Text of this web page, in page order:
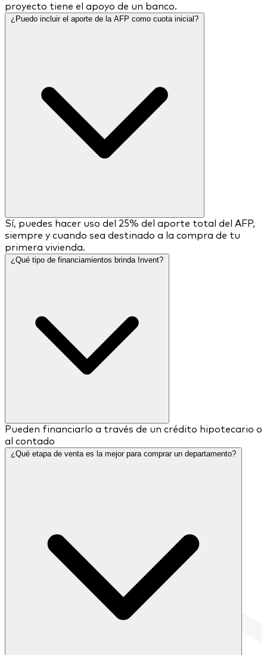
proyecto tiene el apoyo de un banco.
¿Puedo incluir el aporte de la AFP como cuota inicial?
Sí, puedes hacer uso del 25% del aporte total del AFP,
siempre y cuando sea destinado a la compra de tu
primera vivienda.
¿Qué tipo de financiamientos brinda Invent?
Pueden financiarlo a través de un crédito hipotecario o
al contado
¿Qué etapa de venta es la mejor para comprar un departamento?